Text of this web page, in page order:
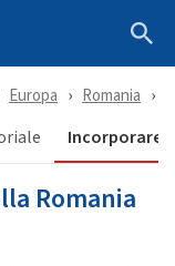
Europa Romania
Incorporare
Romania